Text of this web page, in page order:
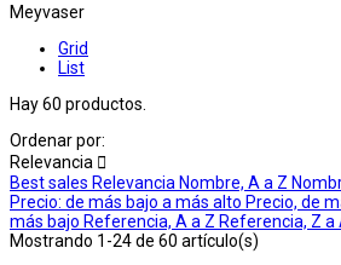
Meyvaser
Grid
List
Hay 60 productos.
Ordenar por:
Relevancia 
Best sales Relevancia Nombre, A a Z
Precio: de más bajo a más alto Precio, de
más bajo Referencia, A a Z Referencia, Z a
Mostrando 1-24 de 60 artículo(s)